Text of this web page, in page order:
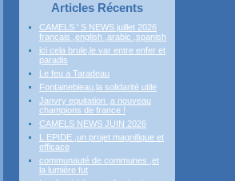
Articles Récents
CAMELS ' S NEWS juillet 2026
francais ,english ,arabic ,spanish
ici cela brule,le var entre enfer et
paradis
Le feu a Taradeau
Fontainebleau,la solidarité utile
Janvry equitation ,a nouveau
champions de france !
CAMELS NEWS JUIN 2026
L EPIDE ,un projet magnifique et
efficace
communauté de communes ,et
la lumière fut